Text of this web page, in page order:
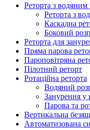
Реторта з
Реторта з
Каскадна
Боковий
Реторта для
Пряма парова
Пароповітряна
Пілотний реторт
Ротаційна реторта
Водяний
Занурення у
Парова та
Вертикальна
Автоматизована